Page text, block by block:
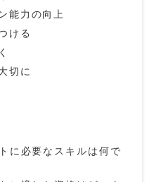
能力の向上
ける
切に
に必要なスキルは何で